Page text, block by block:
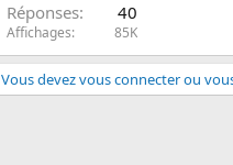
Réponses 40
Affichages 85K
Vous devez vous connecter ou